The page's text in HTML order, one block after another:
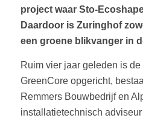
project waar Sto-
Daardoor is Zuringhof
een groene blikvanger in
Ruim vier jaar geleden is
GreenCore opgericht,
Remmers Bouwbedrijf en
installatietechnisch